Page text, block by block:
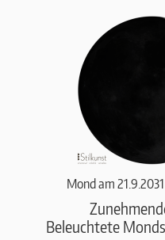
Mond am
Beleuchtete